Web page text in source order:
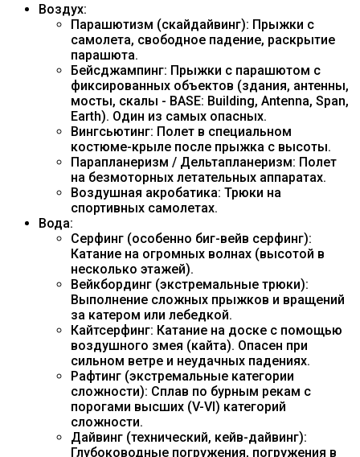
Воздух:
Парашютизм (скайдайвинг): Прыжки с
самолета, свободное падение, раскрытие
парашюта.
Бейсджампинг: Прыжки с парашютом с
фиксированных объектов (здания, антенны,
мосты, скалы - BASE: Building, Antenna, Span,
Earth). Один из самых опасных.
Вингсьютинг: Полет в специальном
костюме-крыле после прыжка с высоты.
Парапланеризм / Дельтапланеризм: Полет
на безмоторных летательных аппаратах.
Воздушная акробатика: Трюки на
спортивных самолетах.
Вода:
Серфинг (особенно биг-вейв серфинг):
Катание на огромных волнах (высотой в
несколько этажей).
Вейкбординг (экстремальные трюки):
Выполнение сложных прыжков и вращений
за катером или лебедкой.
Кайтсерфинг: Катание на доске с помощью
воздушного змея (кайта). Опасен при
сильном ветре и неудачных падениях.
Рафтинг (экстремальные категории
сложности): Сплав по бурным рекам с
порогами высших (V-VI) категорий
сложности.
Дайвинг (технический, кейв-дайвинг):
Глубоководные погружения, погружения в